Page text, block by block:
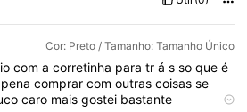
Cor: Preto / Tamanho: Tamanho Único
com a corretinha para tr á s so que é
penacomprarcomoutrascoisasse
caro maisgostei bastante